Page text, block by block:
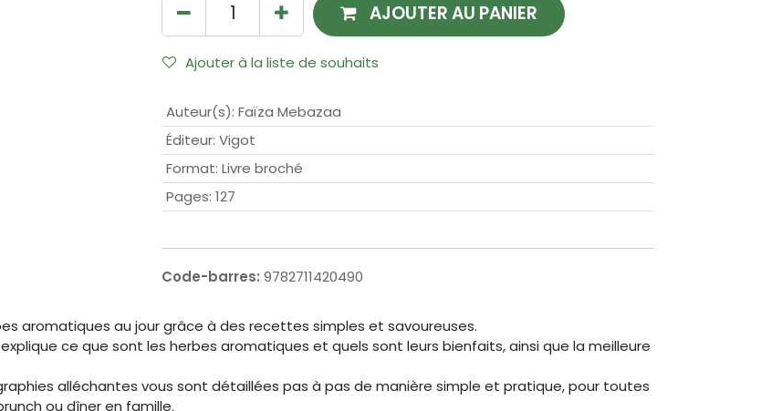
AJOUTER AU PANIER
Ajouter à la liste de souhaits
Auteur(s): Faïza Mebazaa
Éditeur: Vigot
Format: Livre broché
Pages: 127
Code-barres: 9782711420490
aromatiques au jour grâce à des recettes simples et savoureuses.
ce que sont les herbes aromatiques et quels sont leurs bienfaits, ainsi que la meilleure
alléchantes vous sont détaillées pas à pas de manière simple et pratique, pour toutes
ou dîner en famille.